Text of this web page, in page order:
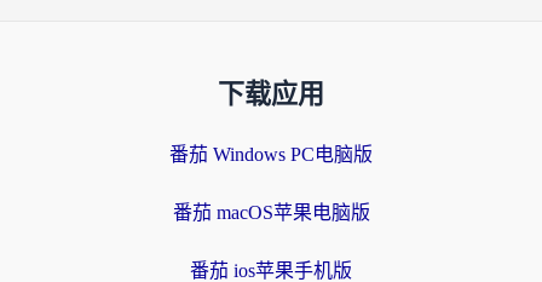
下载应用
番茄 Windows PC电脑版
番茄 macOS苹果电脑版
番茄 ios苹果手机版